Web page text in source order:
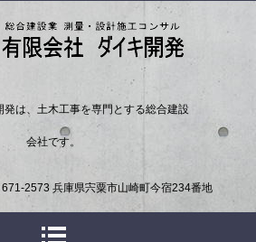
発は、土木工事を専門とする総合建設
会社です。
671-2573 兵庫県宍粟市山崎町今宿234番地